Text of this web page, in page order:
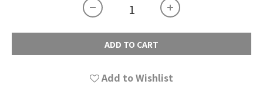
ADD TO CART
Add to Wishlist